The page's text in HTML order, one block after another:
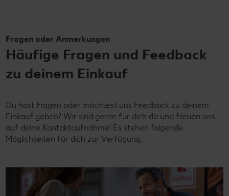
Fragen oder Anmerkungen
Häufige Fragen und Feedback
zu deinem Einkauf
Du hast Fragen oder möchtest uns Feedback zu deinem
Einkauf geben? Wir sind gerne für dich da und freuen uns
auf deine Kontaktaufnahme! Es stehen folgende
Möglichkeiten für dich zur Verfügung.